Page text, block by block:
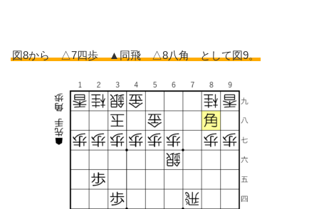
図8から △7四歩 ▲同飛 △8八角 として図9。